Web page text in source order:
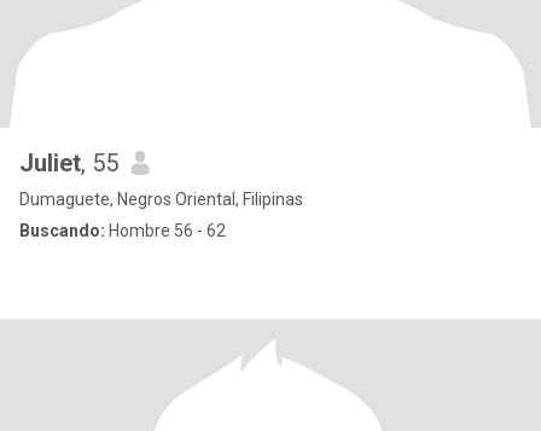
Juliet, 55
Dumaguete, Negros Oriental, Filipinas
Buscando: Hombre 56 - 62